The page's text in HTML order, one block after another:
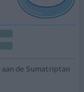
de Sumatriptan